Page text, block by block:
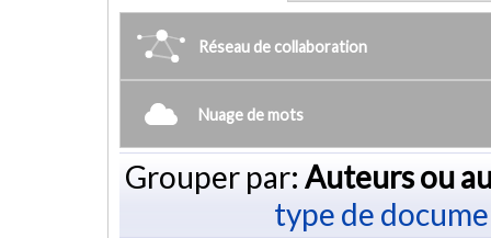
Réseau de collaboration
Nuage de mots
Grouper par: Auteurs ou
type de